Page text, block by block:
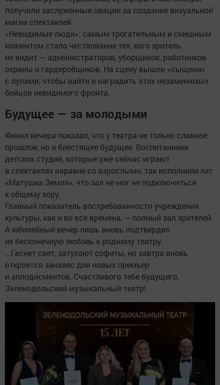
получили заслуженные овации за создание визуальной
магии спектаклей.
«Невидимые люди»: самым трогательным и смешным
моментом стало чествование тех, кого зритель
не видит — администраторов, уборщиков, работников
охраны и гардеробщиков. На сцену вышли «сыщики»
с лупами, чтобы найти и наградить этих незаменимых
бойцов невидимого фронта.
Будущее — за молодыми
Финал вечера показал, что у театра не только славное
прошлое, но и блестящее будущее. Воспитанники
детских студий, которые уже сейчас играют
в спектаклях наравне со взрослыми, так исполнили хит
«Матушка Земля», что зал не мог не подключиться
к общему хору.
Главный показатель востребованности учреждения
культуры, как и во все времена, — полный зал зрителей.
А юбилейный вечер лишь вновь подтвердил
их бесконечную любовь к родному театру.
...Гаснет свет, затухают софиты, но завтра вновь
откроется занавес для новых премьер
и аплодисментов. Счастливого тебе будущего,
Зеленодольский музыкальный театр!